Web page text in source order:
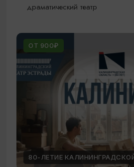
драматический театр
ОТ 900₽
80-ЛЕТИЕ